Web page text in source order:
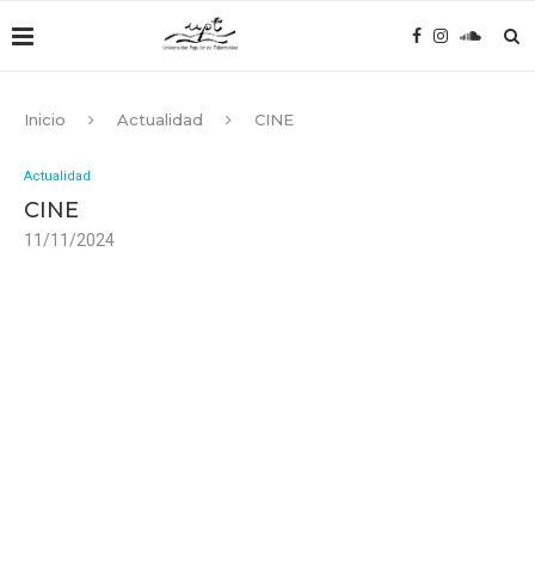
Inicio Actualidad CINE
Actualidad
CINE
11/11/2024